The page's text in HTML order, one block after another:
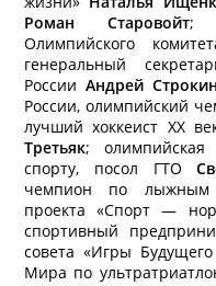
Роман Старовойт;
Олимпийского
генеральный
РоссииАндрей
России, олимпийский
лучший хоккеист ХХ
Третьяк; олимпийская
спорту, посол ГТО
чемпион по лыжным
проекта «Спорт —
спортивный
совета «Игры
Мира по